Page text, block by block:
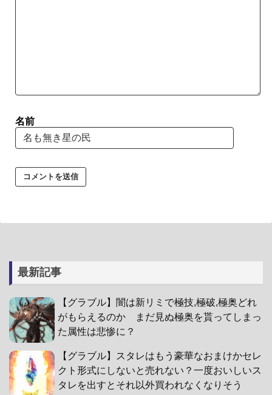
名前
最新記事
【グラブル】闇は新リミで極技,極破,極奥どれ
がもらえるのか まだ見ぬ極奥を貰ってしまっ
た属性は悲惨に？
【グラブル】スタレはもう豪華なおまけかセレ
クト形式にしないと売れない？一度おいしいス
タレを出すとそれ以外買われなくなりそう